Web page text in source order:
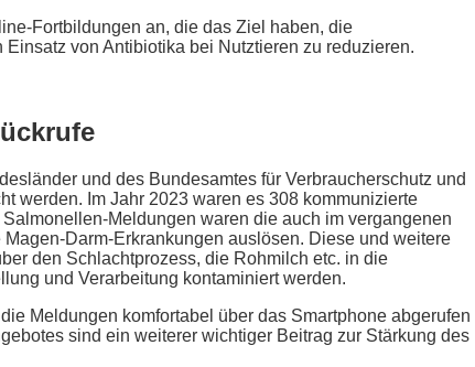
Fortbildungen an, die das Ziel haben, die
von Antibiotika bei Nutztieren zu reduzieren.
und des Bundesamtes für Verbraucherschutz und
werden. Im Jahr 2023 waren es 308 kommunizierte
Meldungen waren die auch im vergangenen
Darm-Erkrankungen auslösen. Diese und weitere
den Schlachtprozess, die Rohmilch etc. in die
und Verarbeitung kontaminiert werden.
Meldungen komfortabel über das Smartphone abgerufen
sind ein weiterer wichtiger Beitrag zur Stärkung des